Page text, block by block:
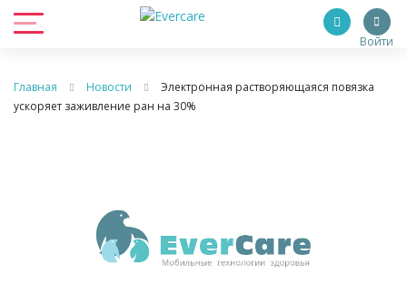
Войти
Главная Новости
Электронная растворяющаяся повязка
ускоряет заживление ран на 30%